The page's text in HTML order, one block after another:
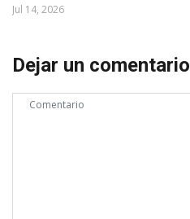
Jul 14, 2026
Dejar un comentario